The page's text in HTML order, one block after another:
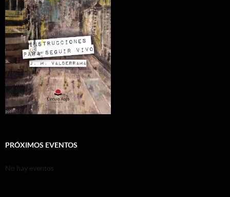
PRÓXIMOS EVENTOS
No hay eventos